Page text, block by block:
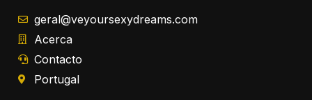
geral@veyoursexydreams.com
Acerca
Contacto
Portugal